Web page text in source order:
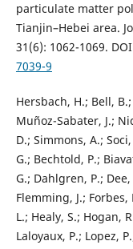
particulate matter
Tianjin–Hebei area.
31(6): 1062-1069.
7039-9
Hersbach, H.; Bell,
Muñoz-Sabater, J.;
D.; Simmons, A.;
G.; Bechtold, P.;
G.; Dahlgren, P.;
Flemming, J.;
L.; Healy, S.; Hogan,
Laloyaux, P.; Lopez,